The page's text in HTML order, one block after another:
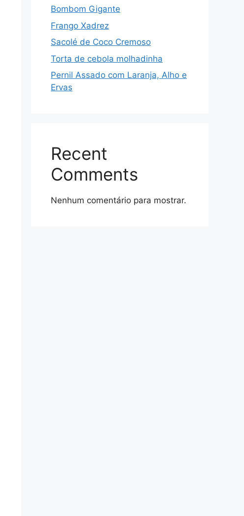
Bombom Gigante
Frango Xadrez
Sacolé de Coco Cremoso
Torta de cebola molhadinha
Pernil Assado com Laranja, Alho e
Ervas
Recent
Comments
Nenhum comentário para mostrar.